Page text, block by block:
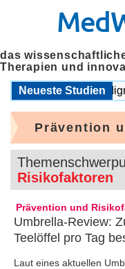
das
Therapien und
Neueste Studien
COPD und Migräne
Prävention
Risikofaktoren
Prävention und
Umbrella-Review:
Teelöffel pro Tag
Laut eines aktuellen